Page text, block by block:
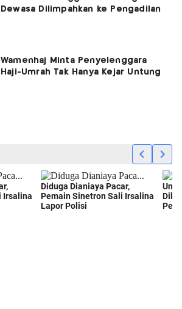
Dewasa Dilimpahkan ke Pengadilan
Wamenhaj Minta Penyelenggara
Haji-Umrah Tak Hanya Kejar Untung